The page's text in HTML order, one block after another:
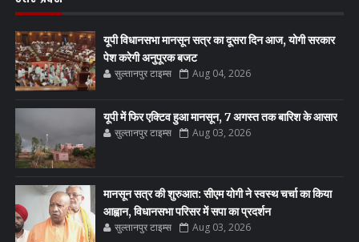
यूपी विधानसभा मानसून सत्र का दूसरा दिन आज, योगी सरकार
पेश करेगी अनुपूरक बजट
सुल्तानपुर टाइम्स Aug 04, 2026
यूपी में फिर एक्टिव हुआ मानसून, 7 अगस्त तक बारिश के आसार
सुल्तानपुर टाइम्स Aug 03, 2026
मानसून सत्र की शुरुआत: सीएम योगी ने स्वस्थ चर्चा का किया
आह्वान, विधानसभा परिसर में सपा का प्रदर्शन
सुल्तानपुर टाइम्स Aug 03, 2026